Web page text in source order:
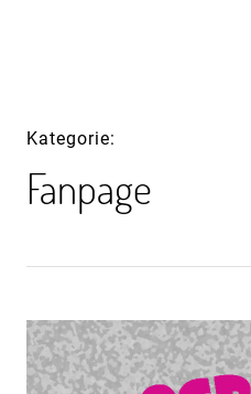
Kategorie
Fanpage